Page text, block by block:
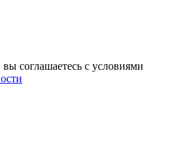
соглашаетесь с условиями